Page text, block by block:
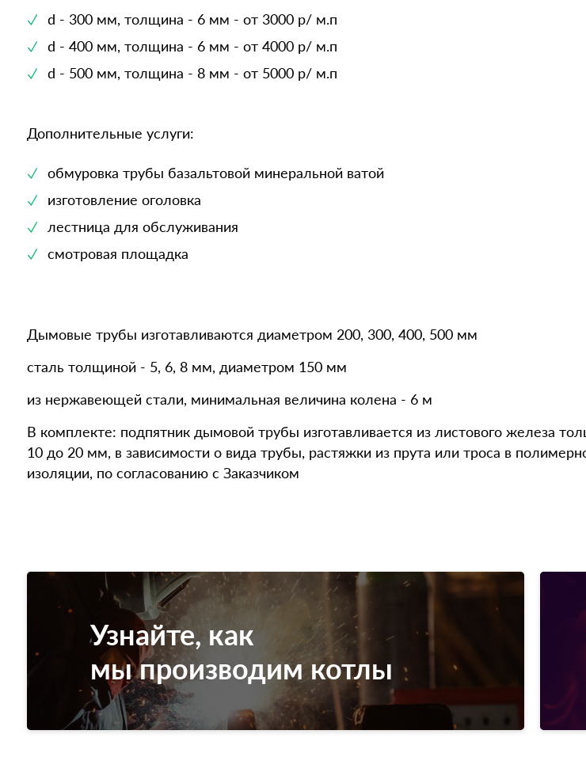
d - 300 мм, толщина - 6 мм - от 3000 р/ м.п
d - 400 мм, толщина - 6 мм - от 4000 р/ м.п
d - 500 мм, толщина - 8 мм - от 5000 р/ м.п
Дополнительные услуги:
обмуровка трубы базальтовой минеральной ватой
изготовление оголовка
лестница для обслуживания
смотровая площадка
Дымовые трубы изготавливаются диаметром 200, 300, 400, 500 мм
сталь толщиной - 5, 6, 8 мм, диаметром 150 мм
из нержавеющей стали, минимальная величина колена - 6 м
В комплекте: подпятник дымовой трубы изготавливается из листового железа
10 до 20 мм, в зависимости о вида трубы, растяжки из прута или троса в
изоляции, по согласованию с Заказчиком
Узнайте, как
мы производим котлы